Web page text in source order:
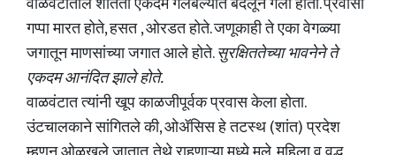
गप्पा मारत होते, हसत , ओरडत होते. जणूकाही ते एका वेगळ्या
जगातून माणसांच्या जगात आले होते.सुरक्षिततेच्या भावनेने ते
एकदम आनंदित झाले होते.
वाळवंटात त्यांनी खूप काळजीपूर्वक प्रवास केला होता.
उंटचालकाने सांगितले की, ओॲसिस हे तटस्थ (शांत) प्रदेश